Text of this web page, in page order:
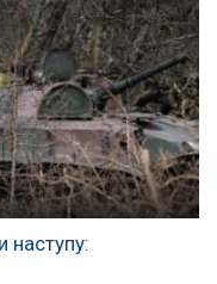
наступу: